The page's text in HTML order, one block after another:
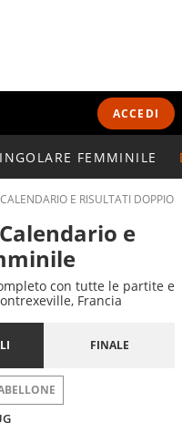
ACCEDI
FEMMINILE
CALENDARIO E RISULTATI DOPPIO
e
con tutte le partite e
Francia
FINALE